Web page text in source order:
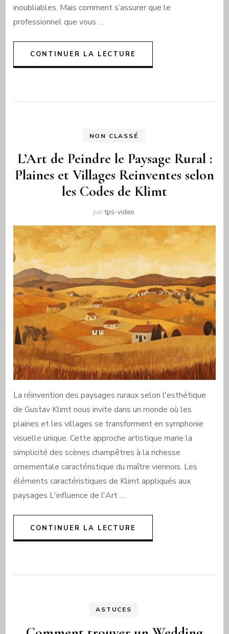
inoubliables. Mais comment s’assurer que le
professionnel que vous …
CONTINUER LA LECTURE
NON CLASSÉ
L’Art de Peindre le Paysage Rural :
Plaines et Villages Reinventes selon
les Codes de Klimt
partps-video
La réinvention des paysages ruraux selon l'esthétique
de Gustav Klimt nous invite dans un monde où les
plaines et les villages se transforment en symphonie
visuelle unique. Cette approche artistique marie la
simplicité des scènes champêtres à la richesse
ornementale caractéristique du maître viennois. Les
éléments caractéristiques de Klimt appliqués aux
paysages L'influence de l'Art …
CONTINUER LA LECTURE
ASTUCES